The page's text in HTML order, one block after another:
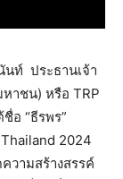
ท์ ประธานเจ้า
าชน) หรือ TRP
อ “ธีรพร”
2024
วามสร้างสรรค์